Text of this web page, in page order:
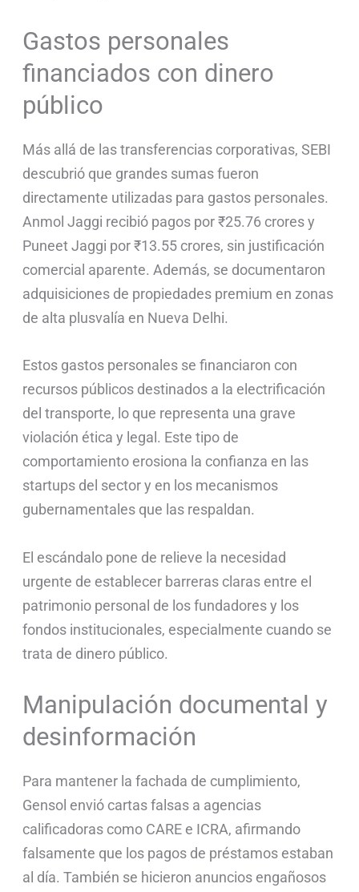
Gastos personales
financiados con dinero
público
Más allá de las transferencias corporativas, SEBI
descubrió que grandes sumas fueron
directamente utilizadas para gastos personales.
Anmol Jaggi recibió pagos por ₹25.76 crores y
Puneet Jaggi por ₹13.55 crores, sin justificación
comercial aparente. Además, se documentaron
adquisiciones de propiedades premium en zonas
de alta plusvalía en Nueva Delhi.
Estos gastos personales se financiaron con
recursos públicos destinados a la electrificación
del transporte, lo que representa una grave
violación ética y legal. Este tipo de
comportamiento erosiona la confianza en las
startups del sector y en los mecanismos
gubernamentales que las respaldan.
El escándalo pone de relieve la necesidad
urgente de establecer barreras claras entre el
patrimonio personal de los fundadores y los
fondos institucionales, especialmente cuando se
trata de dinero público.
Manipulación documental y
desinformación
Para mantener la fachada de cumplimiento,
Gensol envió cartas falsas a agencias
calificadoras como CARE e ICRA, afirmando
falsamente que los pagos de préstamos estaban
al día. También se hicieron anuncios engañosos